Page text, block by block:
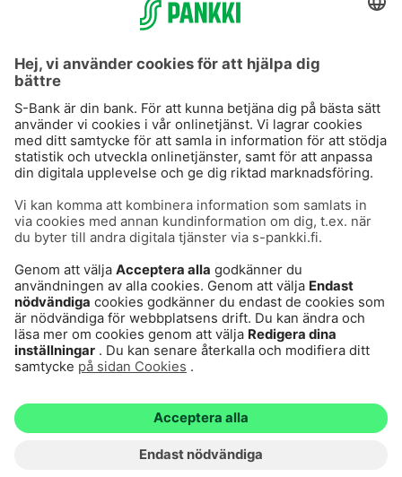
Användarvillkor
Dataskydd
Cookies
Tillgänglighetsutlåtande